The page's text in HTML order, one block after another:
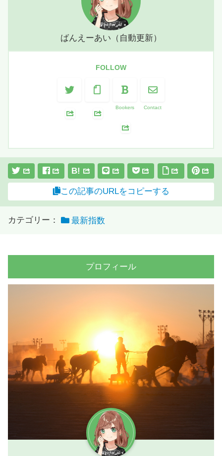
ばんえーあい（自動更新）
FOLLOW
Bookers Contact
B!
この記事のURLをコピーする
カテゴリー： 最新指数
プロフィール